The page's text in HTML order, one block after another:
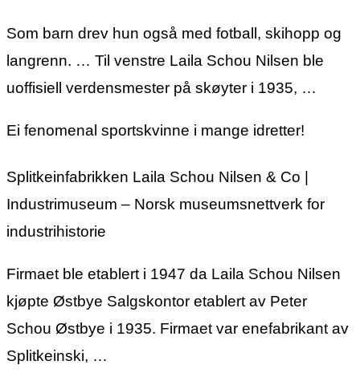
Som barn drev hun også med fotball, skihopp og
langrenn. … Til venstre Laila Schou Nilsen ble
uoffisiell verdensmester på skøyter i 1935, …
Ei fenomenal sportskvinne i mange idretter!
Splitkeinfabrikken Laila Schou Nilsen & Co |
Industrimuseum – Norsk museumsnettverk for
industrihistorie
Firmaet ble etablert i 1947 da Laila Schou Nilsen
kjøpte Østbye Salgskontor etablert av Peter
Schou Østbye i 1935. Firmaet var enefabrikant av
Splitkeinski, …